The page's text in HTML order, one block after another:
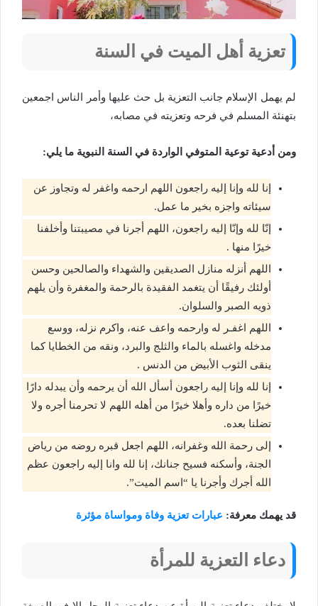
تعزية أهل الميت في السنة
لم يهمل الإسلام جانب التعزية بل حث عليها وأمر الناس اجمعين
بتهنئة المسلم في فرحه وتعزيته في مصابه،
ومن أدعية توعية المتوفي الواردة في السنة النبوية ما يلي:
إنا لله وإنا إليه راجعون اللهم ارحمه واغفر له وتجاوز عن
سيئاته واجزه بخير ما عمل.
إنّا لله وإنّا إليه راجعون، اللهم أجرنا في مصيبتنا وأخلفنا
خيرًا منها .
اللهم أنزله منازل الصديقين والشهداء والصالحين وحسن
أولئك رفيقًا أن يتغمد الفقيدة بالرحمة والمغفرة وأن يلهم
ذويه الصبر والسلوان.
اللهم اغفـر له وارحمه واعف عنه، واكرم نزله، ووسع
مدخله واغسله بالماء والثلج والبرد، ونقه من الخطايا كما
ينقى الثوب الأبيض من الدنس .
إنا لله وإنا إليه راجعون أسأل الله أن يرحمه وأن يبدله دارًا
خيرًا من داره وأهلا خيرًا من أهله اللهم لا تحرمنا أجره ولا
تضلنا بعده.
إلى رحمة الله وغفرانه، اللهم اجعل قبره روضه من رياض
الجنة، وأسكنه فسيح جنانك، إنا لله وانا إليه راجعون عظم
الله أجرك وأجرنا يا “اسم الميت”.
قد يهمك معرفة: عبارات تعزية وفاة ومواساة مؤثرة
دعاء التعزية للمرأة